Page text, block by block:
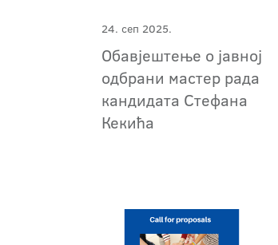
24. сеп 2025.
Обавјештење о јавној
одбрани мастер рада
кандидата Стефана
Кекића